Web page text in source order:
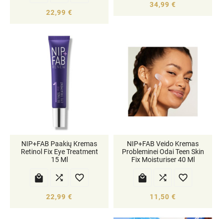
22,99 €
34,99 €
NIP+FAB Paakių Kremas
Retinol Fix Eye Treatment
15 Ml
  
22,99 €
NIP+FAB Veido Kremas
Probleminei Odai Teen Skin
Fix Moisturiser 40 Ml
  
11,50 €